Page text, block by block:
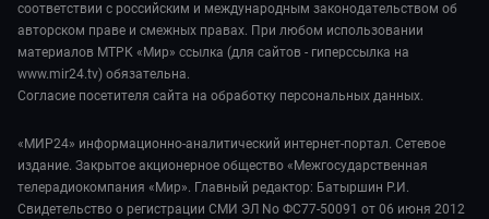
соответствии с российским и международным законодательством об
авторском праве и смежных правах. При любом использовании
материалов МТРК «Мир» ссылка (для сайтов - гиперссылка на
www.mir24.tv) обязательна.
Согласие посетителя сайта на обработку персональных данных.
«МИР24» информационно-аналитический интернет-портал. Сетевое
издание. Закрытое акционерное общество «Межгосударственная
телерадиокомпания «Мир». Главный редактор: Батыршин Р.И.
Свидетельство о регистрации СМИ ЭЛ No ФС77-50091 от 06 июня 2012